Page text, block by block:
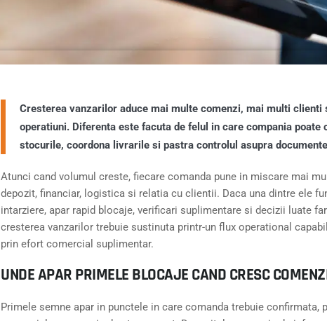
Cresterea vanzarilor aduce mai multe comenzi, mai multi clienti
operatiuni. Diferenta este facuta de felul in care compania poate
stocurile, coordona livrarile si pastra controlul asupra
Atunci cand volumul creste, fiecare comanda pune in miscare mai
depozit, financiar, logistica si relatia cu clientii. Daca una dintre ele
intarziere, apar rapid blocaje, verificari suplimentare si decizii luate
cresterea vanzarilor trebuie sustinuta printr-un flux operational
prin efort comercial suplimentar.
UNDE APAR PRIMELE BLOCAJE CAND CRESC
Primele semne apar in punctele in care comanda trebuie confirmata,